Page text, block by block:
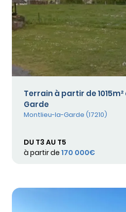
Terrain à partir de
Garde
Montlieu-la-Garde (17210)
DU T3 AU T5
à partir de 170 000€